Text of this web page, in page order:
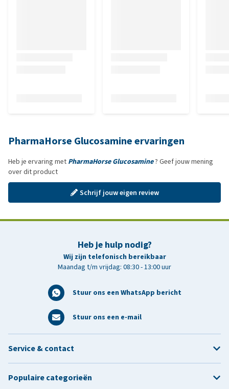
PharmaHorse Glucosamine ervaringen
Heb je ervaring met PharmaHorse Glucosamine? Geef jouw mening
over dit product
Schrijf jouw eigen review
Heb je hulp nodig?
Wij zijn telefonisch bereikbaar
Maandag t/m vrijdag: 08:30 - 13:00 uur
Stuur ons een WhatsApp bericht
Stuur ons een e-mail
Service & contact
Populaire categorieën